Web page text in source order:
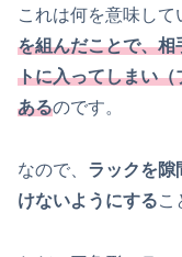
これは何を意味して
を組んだことで、
トに入ってしまい（
あるのです。
なので、 ラックを隙
けないようにするこ